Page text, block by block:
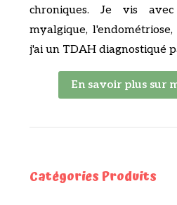
chroniques. Je vis avec
myalgique,
j'ai un TDAH diagnostiqué
En savoir plus sur
Catégories Produits